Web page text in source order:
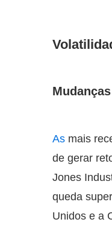
As mais
de gerar
Jones
queda
Unidos e a